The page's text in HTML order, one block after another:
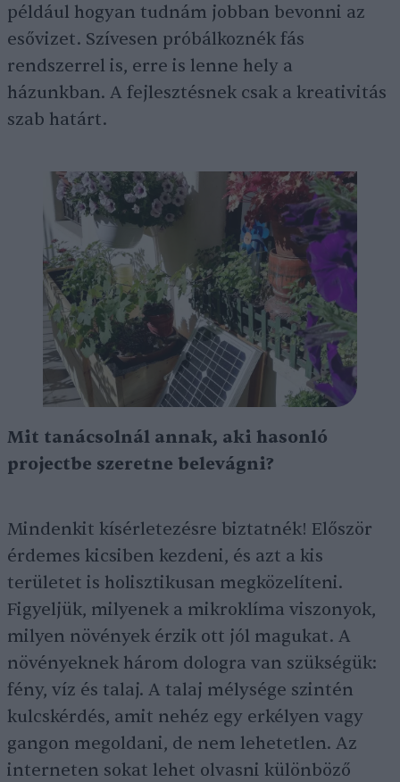
például hogyan tudnám jobban bevonni az
esővizet. Szívesen próbálkoznék fás
rendszerrel is, erre is lenne hely a
házunkban. A fejlesztésnek csak a kreativitás
szab határt.
Mit tanácsolnál annak, aki hasonló
projectbe szeretne belevágni?
Mindenkit kísérletezésre biztatnék! Először
érdemes kicsiben kezdeni, és azt a kis
területet is holisztikusan megközelíteni.
Figyeljük, milyenek a mikroklíma viszonyok,
milyen növények érzik ott jól magukat. A
növényeknek három dologra van szükségük:
fény, víz és talaj. A talaj mélysége szintén
kulcskérdés, amit nehéz egy erkélyen vagy
gangon megoldani, de nem lehetetlen. Az
interneten sokat lehet olvasni különböző